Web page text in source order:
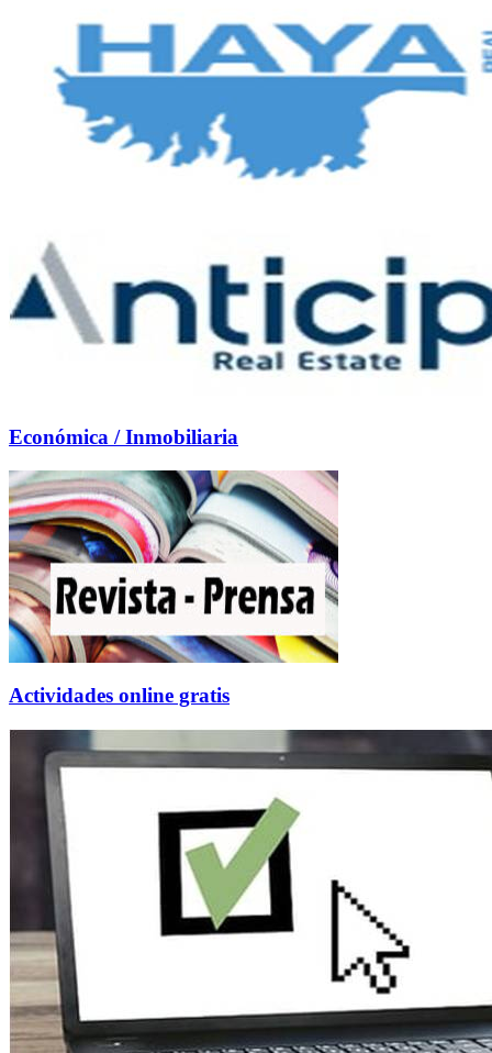
Económica / Inmobiliaria
Actividades online gratis